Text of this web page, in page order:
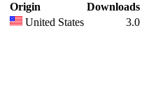
Origin
Downloads
United States
3.0